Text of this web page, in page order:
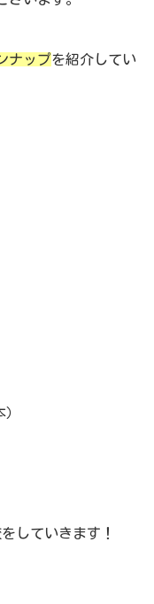
ナップを紹介してい
していきます！